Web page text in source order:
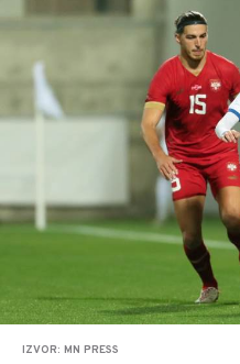
IZVOR: MN PRESS